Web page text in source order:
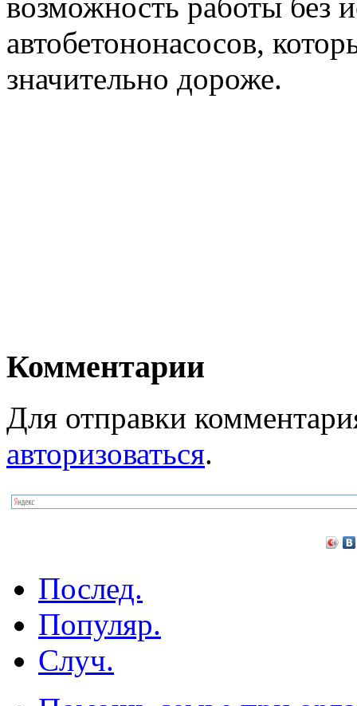
автобетононасосов,
значительно дороже.
Комментарии
Для отправки
авторизоваться.
Послед.
Популяр.
Случ.